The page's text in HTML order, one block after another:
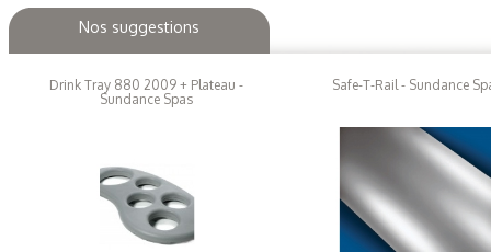
Nos suggestions
Drink Tray 880 2009 + Plateau -
Sundance Spas
Safe-T-Rail - Sundance